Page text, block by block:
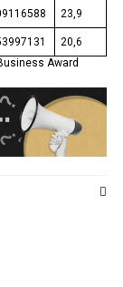
23,9
20,6
Award